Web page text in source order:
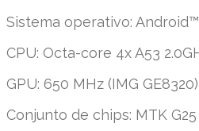
Sistema operativo:
CPU: Octa-core 4x A53
GPU: 650 MHz (IMG GE8320)
Conjunto de chips: MTK G25